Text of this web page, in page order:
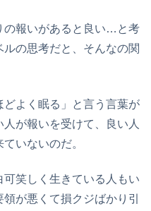
の報いがあると良い…と考
の思考だと、そんなの関
よく眠る」と言う言葉が
が報いを受けて、良い人
いないのだ。
笑しく生きている人もい
が悪くて損クジばかり引